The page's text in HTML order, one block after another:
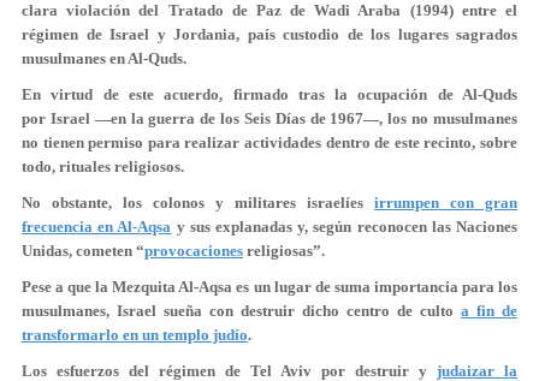
clara violación del Tratado de Paz de Wadi Araba (1994) entre el
régimen de Israel y Jordania, país custodio de los lugares sagrados
musulmanes en Al-Quds.
En virtud de este acuerdo, firmado tras la ocupación de Al-Quds
por Israel —en la guerra de los Seis Días de 1967—, los no musulmanes
no tienen permiso para realizar actividades dentro de este recinto, sobre
todo, rituales religiosos.
No obstante, los colonos y militares israelíes irrumpen con gran
frecuencia en Al-Aqsa y sus explanadas y, según reconocen las Naciones
Unidas, cometen “provocaciones religiosas”.
Pese a que la Mezquita Al-Aqsa es un lugar de suma importancia para los
musulmanes, Israel sueña con destruir dicho centro de culto a fin de
transformarlo en un templo judío.
Los esfuerzos del régimen de Tel Aviv por destruir y judaizar la